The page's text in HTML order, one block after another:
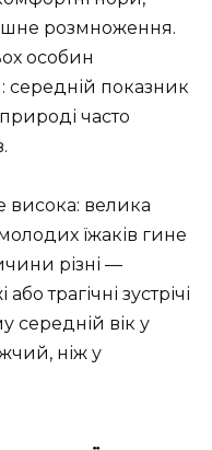
розмноження.
особин
показник
часто
висока: велика
їжаків гине
різні —
трагічні зустрічі
середній вік у
ніж у